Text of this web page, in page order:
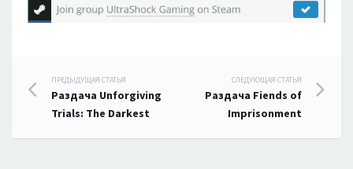
Навигация
по
записям
ПРЕДЫДУЩАЯ СТАТЬЯ
Раздача Unforgiving
Trials: The Darkest
СЛЕДУЮЩАЯ СТАТЬЯ
Раздача Fiends of
Imprisonment